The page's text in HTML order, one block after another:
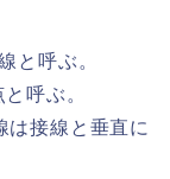
と呼ぶ。
呼ぶ。
は接線と垂直に